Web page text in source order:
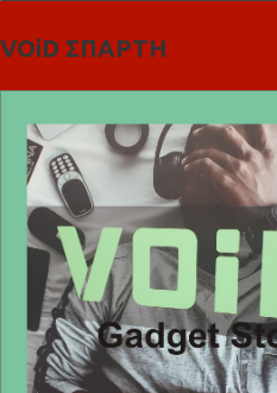
VOiD ΣΠΑΡΤΗ